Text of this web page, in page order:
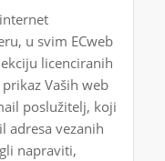
u svim ECweb
licenciranih
Vaših web
poslužitelj, koji
adresa vezanih
napraviti,